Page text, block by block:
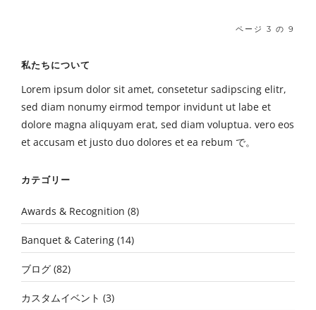
ページ 3 の 9
私たちについて
Lorem ipsum dolor sit amet, consetetur sadipscing elitr,
sed diam nonumy eirmod tempor invidunt ut labe et
dolore magna aliquyam erat, sed diam voluptua. vero eos
et accusam et justo duo dolores et ea rebum で。
カテゴリー
Awards & Recognition (8)
Banquet & Catering (14)
ブログ (82)
カスタムイベント (3)